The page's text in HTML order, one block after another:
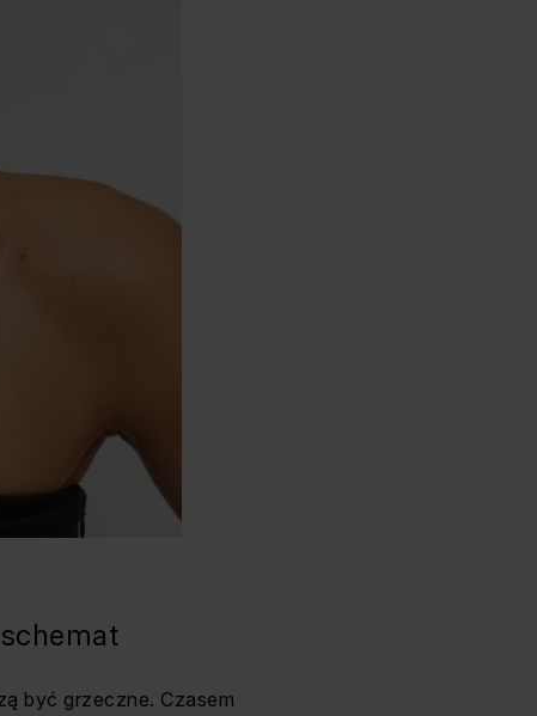
być grzeczne. Czasem